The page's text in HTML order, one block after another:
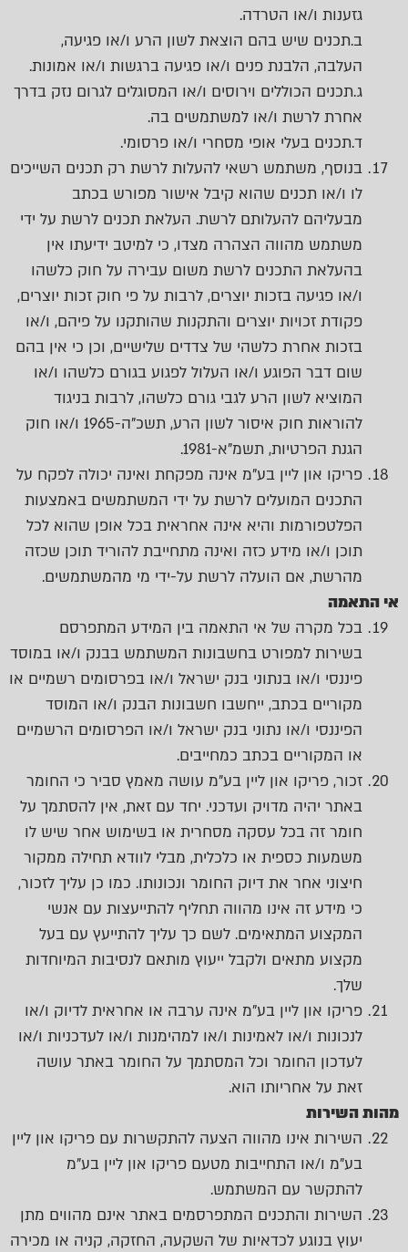
גזענות ו/או הטרדה.
ב.תכנים שיש בהם הוצאת לשון הרע ו/או פגיעה,
העלבה, הלבנת פנים ו/או פגיעה ברגשות ו/או אמונות.
ג.תכנים הכוללים וירוסים ו/או המסוגלים לגרום נזק בדרך
אחרת לרשת ו/או למשתמשים בה.
ד.תכנים בעלי אופי מסחרי ו/או פרסומי.
בנוסף, משתמש רשאי להעלות לרשת רק תכנים השייכים
לו ו/או תכנים שהוא קיבל אישור מפורש בכתב
מבעליהם להעלותם לרשת. העלאת תכנים לרשת על ידי
משתמש מהווה הצהרה מצדו, כי למיטב ידיעתו אין
בהעלאת התכנים לרשת משום עבירה על חוק כלשהו
ו/או פגיעה בזכות יוצרים, לרבות על פי חוק זכות יוצרים,
פקודת זכויות יוצרים והתקנות שהותקנו על פיהם, ו/או
בזכות אחרת כלשהי של צדדים שלישיים, וכן כי אין בהם
שום דבר הפוגע ו/או העלול לפגוע בגורם כלשהו ו/או
המוציא לשון הרע לגבי גורם כלשהו, לרבות בניגוד
להוראות חוק איסור לשון הרע, תשכ"ה-1965 ו/או חוק
הגנת הפרטיות, תשמ"א-1981.
פריקו און ליין בע"מ אינה מפקחת ואינה יכולה לפקח על
התכנים המועלים לרשת על ידי המשתמשים באמצעות
הפלטפורמות והיא אינה אחראית בכל אופן שהוא לכל
תוכן ו/או מידע כזה ואינה מתחייבת להוריד תוכן שכזה
מהרשת, אם הועלה לרשת על-ידי מי מהמשתמשים.
אי התאמה
בכל מקרה של אי התאמה בין המידע המתפרסם
בשירות למפורט בחשבונות המשתמש בבנק ו/או במוסד
פיננסי ו/או בנתוני בנק ישראל ו/או בפרסומים רשמיים או
מקוריים בכתב, ייחשבו חשבונות הבנק ו/או המוסד
הפיננסי ו/או נתוני בנק ישראל ו/או הפרסומים הרשמיים
או המקוריים בכתב כמחייבים.
זכור, פריקו און ליין בע"מ עושה מאמץ סביר כי החומר
באתר יהיה מדויק ועדכני. יחד עם זאת, אין להסתמך על
חומר זה בכל עסקה מסחרית או בשימוש אחר שיש לו
משמעות כספית או כלכלית, מבלי לוודא תחילה ממקור
חיצוני אחר את דיוק החומר ונכונותו. כמו כן עליך לזכור,
כי מידע זה אינו מהווה תחליף להתייעצות עם אנשי
המקצוע המתאימים. לשם כך עליך להתייעץ עם בעל
מקצוע מתאים ולקבל ייעוץ מותאם לנסיבות המיוחדות
שלך.
פריקו און ליין בע"מ אינה ערבה או אחראית לדיוק ו/או
לנכונות ו/או לאמינות ו/או למהימנות ו/או לעדכניות ו/או
לעדכון החומר וכל המסתמך על החומר באתר עושה
זאת על אחריותו הוא.
מהות השירות
השירות אינו מהווה הצעה להתקשרות עם פריקו און ליין
בע"מ ו/או התחייבות מטעם פריקו און ליין בע"מ
להתקשר עם המשתמש.
השירות והתכנים המתפרסמים באתר אינם מהווים מתן
יעוץ בנוגע לכדאיות של השקעה, החזקה, קניה או מכירה